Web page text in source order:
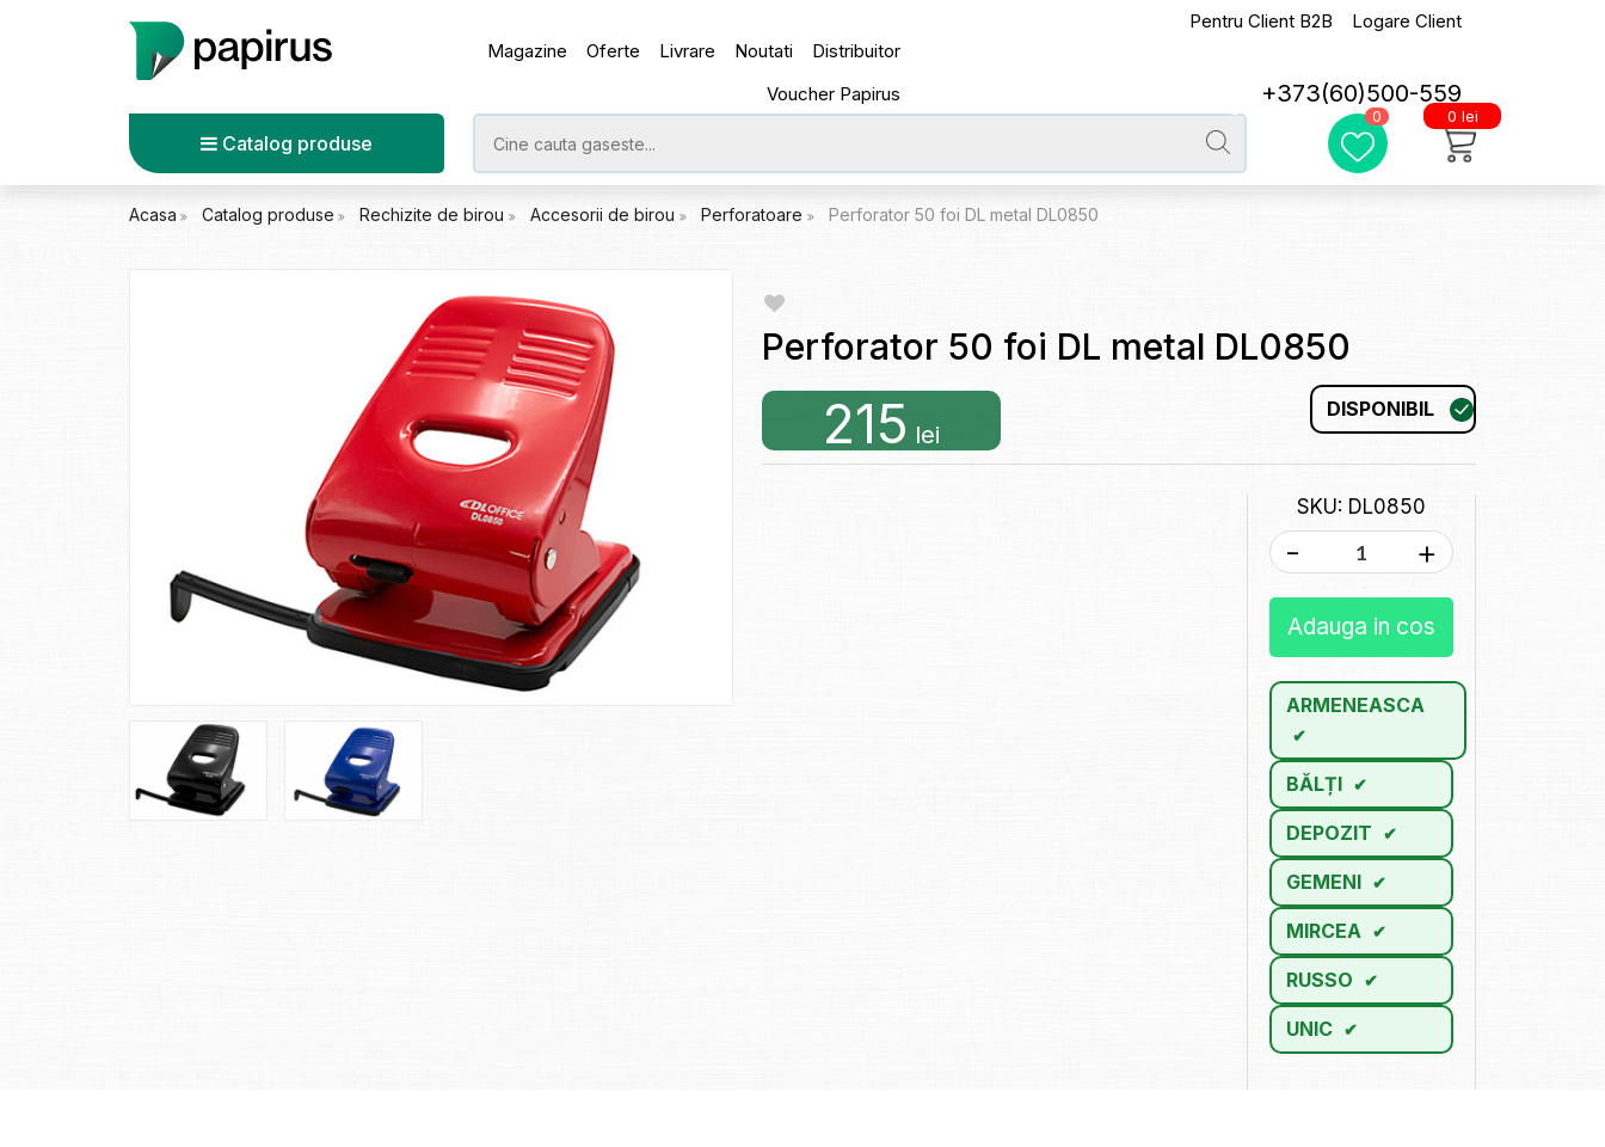
Magazine Oferte Livrare Noutati
Distribuitor
Voucher Papirus
Pentru Client B2B Logare Client
+373(60)500-559
Catalog produse
0 0 lei
Acasa Catalog produse Rechizite de birou Accesorii de birou Perforatoare Perforator 50 foi DL metal DL0850
Perforator 50 foi DL metal DL0850
215 lei
DISPONIBIL
SKU: DL0850
- +
Adauga in cos
ARMENEASCA
BĂLȚI
DEPOZIT
GEMENI
MIRCEA
RUSSO
UNIC